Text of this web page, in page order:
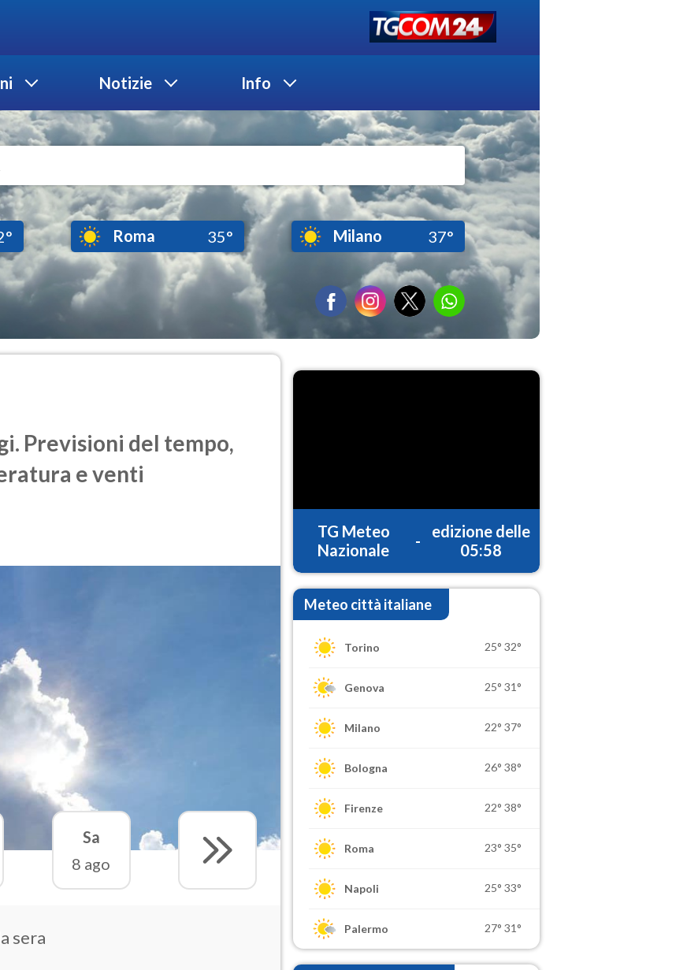
Notizie Info
Roma 35° Milano 37°
Previsioni del tempo,
e venti
Sa
8 ago
sera
TG Meteo
Nazionale
-
edizione delle
05:58
Meteo città italiane
Torino 25° 32°
Genova 25° 31°
Milano 22° 37°
Bologna 26° 38°
Firenze 22° 38°
Roma 23° 35°
Napoli 25° 33°
Palermo 27° 31°